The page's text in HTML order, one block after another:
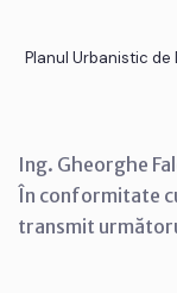
Planul Urbanistic
Ing. Gheorghe
În conformitate
transmit